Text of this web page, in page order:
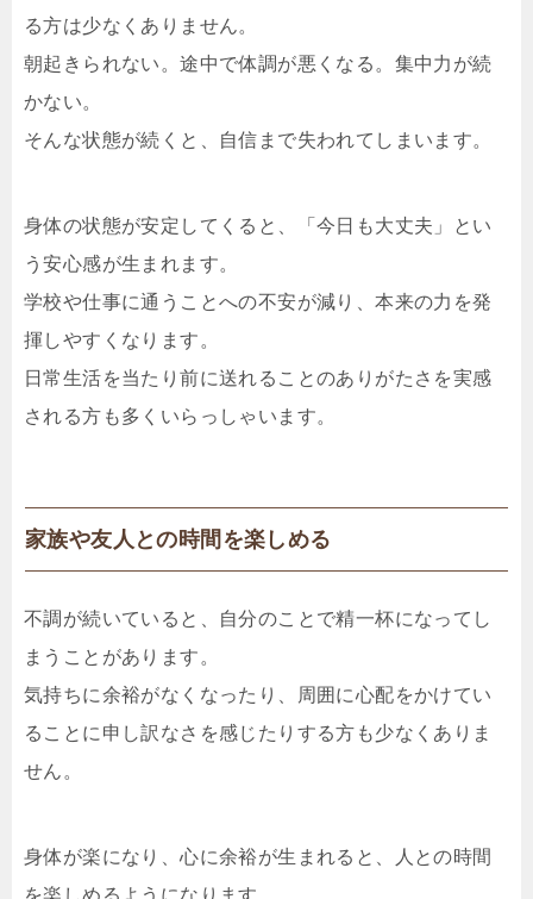
る方は少なくありません。
朝起きられない。途中で体調が悪くなる。集中力が続
かない。
そんな状態が続くと、自信まで失われてしまいます。
身体の状態が安定してくると、「今日も大丈夫」とい
う安心感が生まれます。
学校や仕事に通うことへの不安が減り、本来の力を発
揮しやすくなります。
日常生活を当たり前に送れることのありがたさを実感
される方も多くいらっしゃいます。
家族や友人との時間を楽しめる
不調が続いていると、自分のことで精一杯になってし
まうことがあります。
気持ちに余裕がなくなったり、周囲に心配をかけてい
ることに申し訳なさを感じたりする方も少なくありま
せん。
身体が楽になり、心に余裕が生まれると、人との時間
を楽しめるようになります。